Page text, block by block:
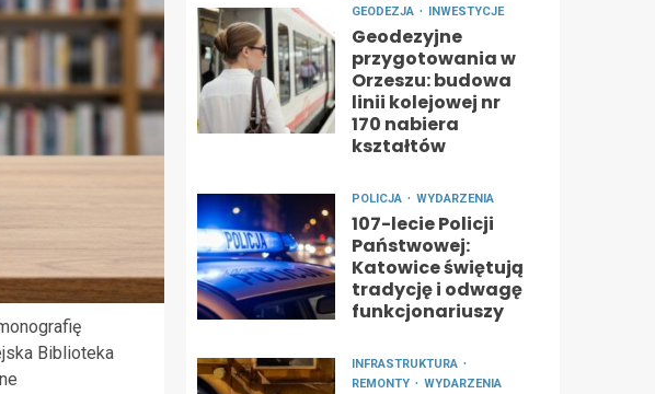
Biblioteka
GEODEZJA
INWESTYCJE
Geodezyjne
przygotowania w
Orzeszu: budowa
linii kolejowej nr
170 nabiera
kształtów
POLICJA WYDARZENIA
107-lecie Policji
Państwowej:
Katowice świętują
tradycję i odwagę
funkcjonariuszy
INFRASTRUKTURA
REMONTY
WYDARZENIA